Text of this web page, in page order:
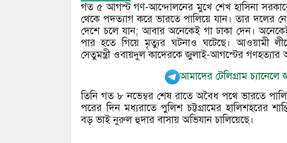
গত ৫ আগস্ট গণ-আন্দোলনের মুখে শেখ হাসিনা
থেকে পদত্যাগ করে ভারতে পালিয়ে যান। তার দলের
দেশে চলে যান; আবার অনেকেই গা ঢাকা দেন। অনেকেই
পার হতে গিয়ে মৃত্যুর ঘটনাও ঘটেছে। আওয়ামী
সেতুমন্ত্রী ওবায়দুল কাদেরকে জুলাই-আগস্টের গণহত্যার
আমাদের টেলিগ্রাম
তিনি গত ৮ নভেম্বর শেষ রাতে অবৈধ পথে ভারতে
পরের দিন মধ্যরাতে পুলিশ চট্টগ্রামের হালিশহরের
বড় ভাই নুরুল হুদার বাসায় অভিযান চালিয়েছে।